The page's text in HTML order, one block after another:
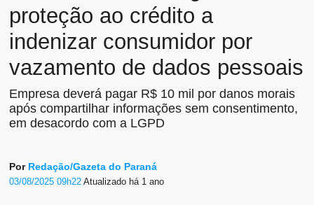
proteção ao crédito a
indenizar consumidor por
vazamento de dados pessoais
Empresa deverá pagar R$ 10 mil por danos morais
após compartilhar informações sem consentimento,
em desacordo com a LGPD
Por Redação/Gazeta do Paraná
03/08/2025 09h22Atualizado há 1 ano